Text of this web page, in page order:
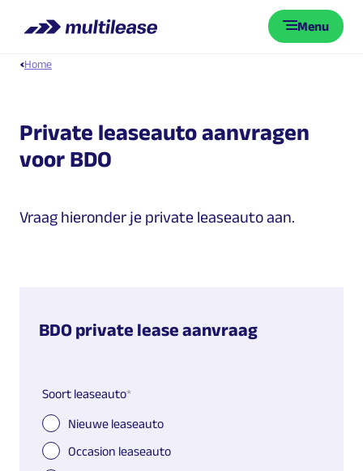
Menu
Home
Private leaseauto aanvragen
voor BDO
Vraag hieronder je private leaseauto aan.
BDO private lease aanvraag
Soort leaseauto
Nieuwe leaseauto
Occasion leaseauto